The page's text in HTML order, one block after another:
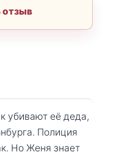
отзыв
убивают её деда,
Полиция
Но Женя знает